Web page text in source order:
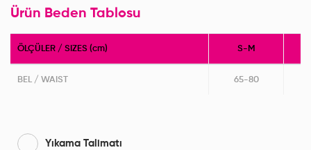
Ürün Beden Tablosu
ÖLÇÜLER / SIZES (cm) S-M
BEL / WAIST 65-80
Yıkama Talimatı